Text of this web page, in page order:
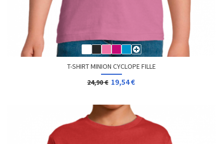
T-SHIRT MINION CYCLOPE FILLE
24,90 € 19,54 €